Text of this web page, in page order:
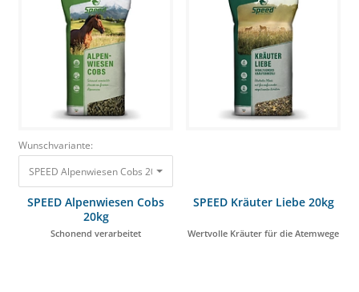
Wunschvariante:
SPEED Alpenwiesen Cobs 20kg Schonend verarbeitet 24,95 €
SPEED Alpenwiesen Cobs
20kg
Schonend verarbeitet
SPEED Kräuter Liebe 20kg
Wertvolle Kräuter für die Atemwege